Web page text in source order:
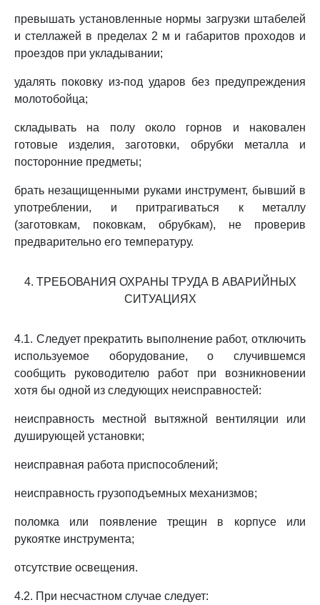
превышать установленные нормы загрузки штабелей
и стеллажей в пределах 2 м и габаритов проходов и
проездов при укладывании;
удалять поковку из-под ударов без предупреждения
молотобойца;
складывать на полу около горнов и наковален
готовые изделия, заготовки, обрубки металла и
посторонние предметы;
брать незащищенными руками инструмент, бывший в
употреблении, и притрагиваться к металлу
(заготовкам, поковкам, обрубкам), не проверив
предварительно его температуру.
4. ТРЕБОВАНИЯ ОХРАНЫ ТРУДА В АВАРИЙНЫХ
СИТУАЦИЯХ
4.1. Следует прекратить выполнение работ, отключить
используемое оборудование, о случившемся
сообщить руководителю работ при возникновении
хотя бы одной из следующих неисправностей:
неисправность местной вытяжной вентиляции или
душирующей установки;
неисправная работа приспособлений;
неисправность грузоподъемных механизмов;
поломка или появление трещин в корпусе или
рукоятке инструмента;
отсутствие освещения.
4.2. При несчастном случае следует: